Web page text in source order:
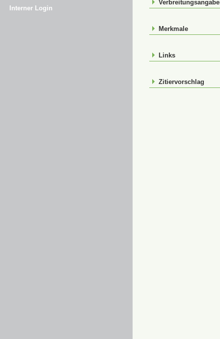
Interner Login
Merkmale
Links
Zitiervorschlag